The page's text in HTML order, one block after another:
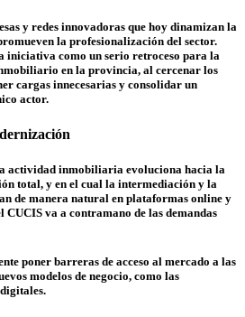
y redes innovadoras que hoy dinamizan la
la profesionalización del sector.
iniciativa como un serio retroceso para la
en la provincia, al cercenar los
cargas innecesarias y consolidar un
actor.
actividad inmobiliaria evoluciona hacia la
total, y en el cual la intermediación y la
de manera natural en plataformas online y
CUCIS va a contramano de las demandas
poner barreras de acceso al mercado a las
modelos de negocio, como las